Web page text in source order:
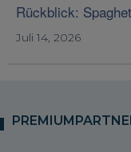
Rückblick:
Juli 14, 2026